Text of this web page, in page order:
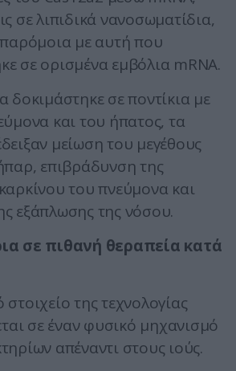
σε λιπιδικά νανοσωματίδια,
παρόμοια με αυτή που
σε ορισμένα εμβόλια mRNA.
δοκιμάστηκε σε ποντίκια με
και του ήπατος, τα
μείωση του μεγέθους
επιβράδυνση της
του πνεύμονα και
εξάπλωσης της νόσου.
σε πιθανή θεραπεία κατά
της τεχνολογίας
σε έναν φυσικό μηχανισμό
απέναντι στους ιούς.